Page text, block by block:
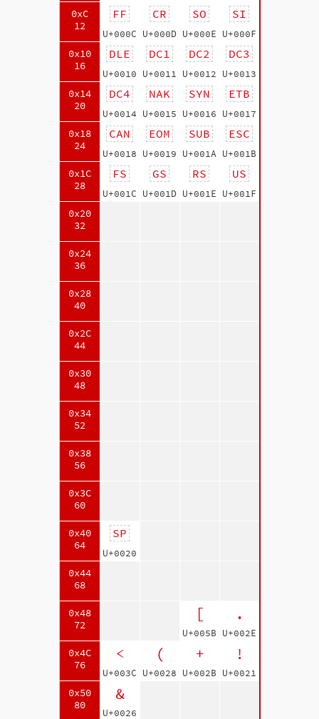
0xC
12
0x10
16
0x14
20
0x18
24
0x1C
28
0x20
32
0x24
36
0x28
40
0x2C
44
0x30
48
0x34
52
0x38
56
0x3C
60
0x40
64
0x44
68
0x48
72
0x4C
76
0x50
80
FF
U+000C
CR
U+000D
SO
U+000E
SI
U+000F
DLE
U+0010
DC1
U+0011
DC2
U+0012
DC3
U+0013
DC4
U+0014
NAK
U+0015
SYN
U+0016
ETB
U+0017
CAN
U+0018
EOM
U+0019
SUB
U+001A
ESC
U+001B
FS
U+001C
GS
U+001D
RS
U+001E
US
U+001F
SP
U+0020
[
U+005B
.
U+002E
<
U+003C
(
U+0028
+
U+002B
!
U+0021
&
U+0026